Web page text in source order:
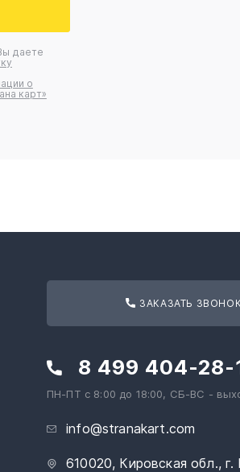
даете
о
карт»
ЗАКАЗАТЬ ЗВОНОК
8 499 404-28-
ПН-ПТ с 8:00 до 18:00, СБ-ВС -
info@stranakart.com
610020, Кировская обл., г.